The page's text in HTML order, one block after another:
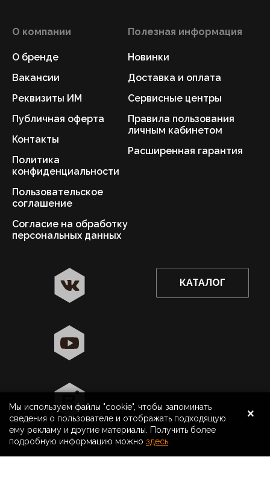
8 800 500 40 40 Астрахань
Да
Поиск
О компании
О бренде
Вакансии
Реквизиты ИМ
Публичная оферта
Контакты
Политика
конфиденциальности
Пользовательское
соглашение
Согласие на обработку
персональных данных
Полезная информация
Новинки
Доставка и оплата
Сервисные центры
Правила пользования
личным кабинетом
Расширенная гарантия
КАТАЛОГ
Мы используем файлы "cookie", чтобы запоминать
сведения о пользователе и отображать подходящую
ему рекламу и другие материалы. Получить более
подробную информацию можно здесь
×